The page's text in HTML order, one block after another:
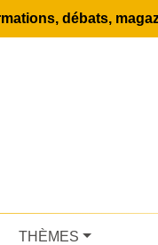
débats,
THÈMES